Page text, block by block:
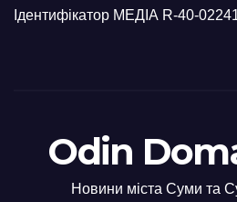
Ідентифікатор МЕДІА R-40-
Odin
Новини міста Суми та